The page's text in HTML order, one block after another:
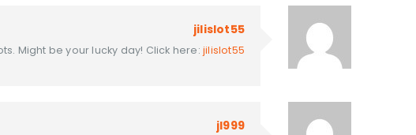
jilislot55
Might be your lucky day! Click here: jilislot55
jl999